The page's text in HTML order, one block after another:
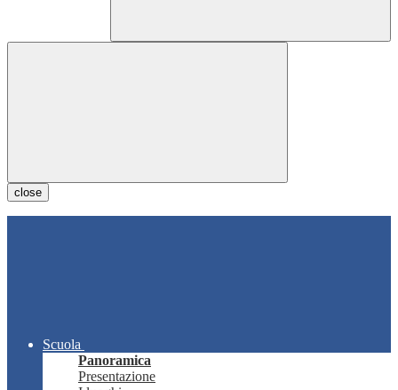
close
Scuola
Panoramica
Presentazione